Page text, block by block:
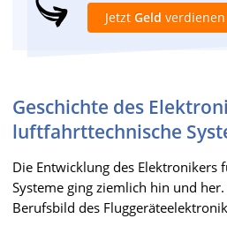
Jetzt Geld verdienen
Geschichte des
luftfahrttechnische
Die Entwicklung des Elektronikers
Systeme ging ziemlich hin und
Berufsbild des